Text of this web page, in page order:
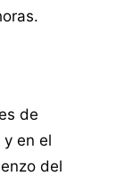
de
en el
del